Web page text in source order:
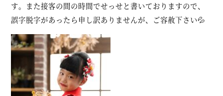
す。また接客の間の時間でせっせと書いておりますので、
誤字脱字があったら申し訳ありませんが、ご容赦下さい💦